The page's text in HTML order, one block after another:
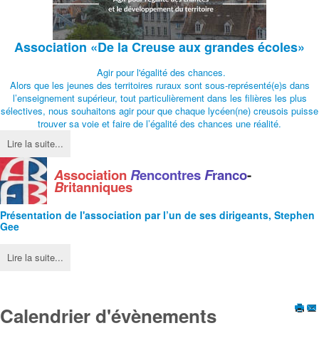
Association «De la Creuse aux grandes écoles»
Agir pour l'égalité des chances.
Alors que les jeunes des territoires ruraux sont sous-représenté(e)s dans
l’enseignement supérieur, tout particulièrement dans les filières les plus
sélectives, nous souhaitons agir pour que chaque lycéen(ne) creusois puisse
trouver sa voie et faire de l’égalité des chances une réalité.
Lire la suite...
AssociationRencontresFranco-
Britanniques
Présentation de l'association par l’un de ses dirigeants, Stephen
Gee
Lire la suite...
Calendrier d'évènements